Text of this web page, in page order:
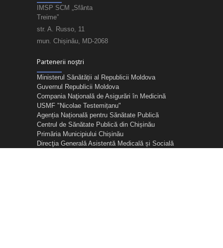
IMSP SCM „Sfânta
Treime”
str. A. Russo, 11
mun. Chișinău, MD-2068
Partenerii noștri
Ministerul Sănătății al Republicii Moldova
Guvernul Republicii Moldova
Compania Naţională de Asigurări în Medicină
USMF "Nicolae Testemițanu"
Agenția Națională pentru Sănătate Publică
Centrul de Sănătate Publică din Chișinău
Primăria Municipiului Chișinău
Direcţia Generală Asistentă Medicală și Socială